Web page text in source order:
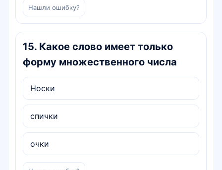
Нашли ошибку?
15. Какое слово имеет только
форму множественного числа
Носки
спички
очки